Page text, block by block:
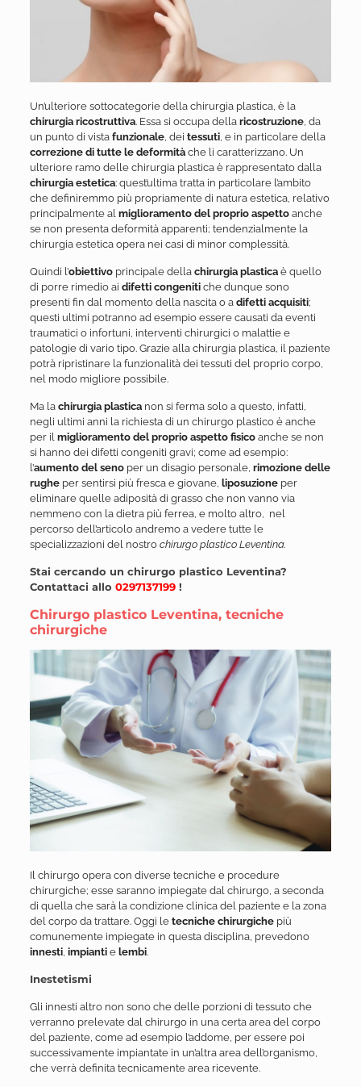
Un’ulteriore sottocategorie della chirurgia plastica, è la
chirurgia ricostruttiva. Essa si occupa della ricostruzione, da
un punto di vista funzionale, dei tessuti, e in particolare della
correzione di tutte le deformitàche li caratterizzano. Un
ulteriore ramo delle chirurgia plastica è rappresentato dalla
chirurgia estetica: quest’ultima tratta in particolare l’ambito
che definiremmo più propriamente di natura estetica, relativo
principalmente al miglioramento del proprio aspettoanche
se non presenta deformità apparenti; tendenzialmente la
chirurgia estetica opera nei casi di minor complessità.
Quindi l’obiettivoprincipale della chirurgia plasticaè quello
di porre rimedio ai difetti congenitiche dunque sono
presenti fin dal momento della nascita o a difetti acquisiti;
questi ultimi potranno ad esempio essere causati da eventi
traumatici o infortuni, interventi chirurgici o malattie e
patologie di vario tipo. Grazie alla chirurgia plastica, il paziente
potrà ripristinare la funzionalità dei tessuti del proprio corpo,
nel modo migliore possibile.
Ma la chirurgia plasticanon si ferma solo a questo, infatti,
negli ultimi anni la richiesta di un chirurgo plastico è anche
per il miglioramento del proprio aspetto fisicoanche se non
si hanno dei difetti congeniti gravi; come ad esempio:
l’aumento del senoper un disagio personale, rimozione delle
rugheper sentirsi più fresca e giovane, liposuzioneper
eliminare quelle adiposità di grasso che non vanno via
nemmeno con la dietra più ferrea, e molto altro, nel
percorso dell’articolo andremo a vedere tutte le
specializzazioni del nostro chirurgo plastico Leventina.
Stai cercando un chirurgo plastico Leventina?
Contattaci allo 0297137199 !
Chirurgo plastico Leventina, tecniche
chirurgiche
Il chirurgo opera con diverse tecniche e procedure
chirurgiche; esse saranno impiegate dal chirurgo, a seconda
di quella che sarà la condizione clinica del paziente e la zona
del corpo da trattare. Oggi le tecniche chirurgichepiù
comunemente impiegate in questa disciplina, prevedono
innesti, impiantie lembi.
Inestetismi
Gli innesti altro non sono che delle porzioni di tessuto che
verranno prelevate dal chirurgo in una certa area del corpo
del paziente, come ad esempio l’addome, per essere poi
successivamente impiantate in un’altra area dell’organismo,
che verrà definita tecnicamente area ricevente.